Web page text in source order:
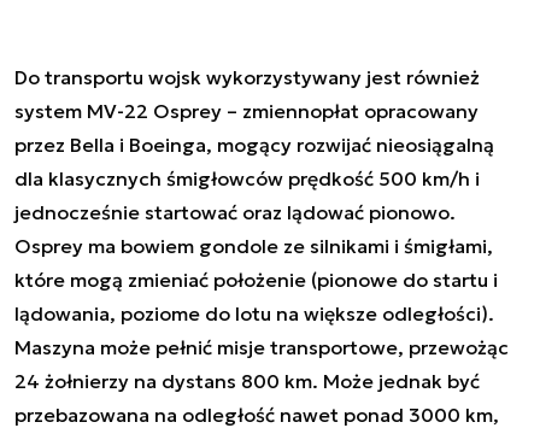
Do transportu wojsk wykorzystywany jest również
system MV-22 Osprey – zmiennopłat opracowany
przez Bella i Boeinga, mogący rozwijać nieosiągalną
dla klasycznych śmigłowców prędkość 500 km/h i
jednocześnie startować oraz lądować pionowo.
Osprey ma bowiem gondole ze silnikami i śmigłami,
które mogą zmieniać położenie (pionowe do startu i
lądowania, poziome do lotu na większe odległości).
Maszyna może pełnić misje transportowe, przewożąc
24 żołnierzy na dystans 800 km. Może jednak być
przebazowana na odległość nawet ponad 3000 km,